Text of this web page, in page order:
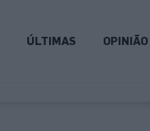
ÚLTIMAS OPINIÃO